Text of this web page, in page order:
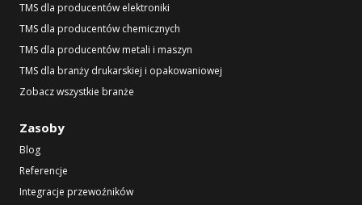
TMS dla producentów elektroniki
TMS dla producentów chemicznych
TMS dla producentów metali i maszyn
TMS dla branży drukarskiej i opakowaniowej
Zobacz wszystkie branże
Zasoby
Blog
Referencje
Integracje przewoźników